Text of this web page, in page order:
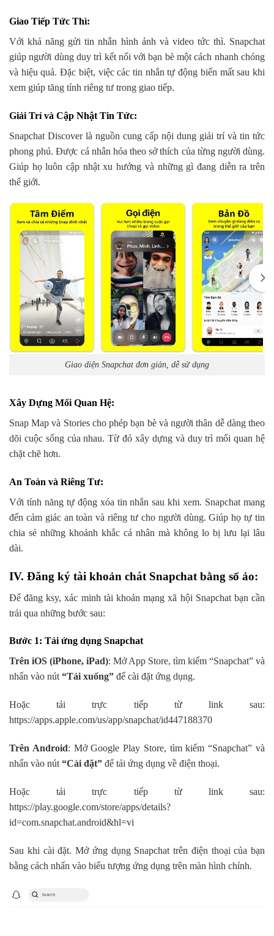
Giao Tiếp Tức Thì:
Với khả năng gửi tin nhắn hình ảnh và video tức thì. Snapchat
giúp người dùng duy trì kết nối với bạn bè một cách nhanh chóng
và hiệu quả. Đặc biệt, việc các tin nhắn tự động biến mất sau khi
xem giúp tăng tính riêng tư trong giao tiếp.
Giải Trí và Cập Nhật Tin Tức:
Snapchat Discover là nguồn cung cấp nội dung giải trí và tin tức
phong phú. Được cá nhân hóa theo sở thích của từng người dùng.
Giúp họ luôn cập nhật xu hướng và những gì đang diễn ra trên
thế giới.
Giao diện Snapchat đơn giản, dễ sử dụng
Xây Dựng Mối Quan Hệ:
Snap Map và Stories cho phép bạn bè và người thân dễ dàng theo
dõi cuộc sống của nhau. Từ đó xây dựng và duy trì mối quan hệ
chặt chẽ hơn.
An Toàn và Riêng Tư:
Với tính năng tự động xóa tin nhắn sau khi xem. Snapchat mang
đến cảm giác an toàn và riêng tư cho người dùng. Giúp họ tự tin
chia sẻ những khoảnh khắc cá nhân mà không lo bị lưu lại lâu
dài.
IV. Đăng ký tài khoản chát Snapchat bằng số ảo:
Để đăng ksy, xác minh tài khoản mạng xã hội Snapchat bạn cần
trải qua những bước sau:
Bước 1: Tải ứng dụng Snapchat
Trên iOS (iPhone, iPad): Mở App Store, tìm kiếm “Snapchat” và
nhấn vào nút “Tải xuống” để cài đặt ứng dụng.
Hoặc tải trực tiếp từ link sau:
https://apps.apple.com/us/app/snapchat/id447188370
Trên Android: Mở Google Play Store, tìm kiếm “Snapchat” và
nhấn vào nút “Cài đặt” để tải ứng dụng về điện thoại.
Hoặc tải trực tiếp từ link sau:
https://play.google.com/store/apps/details?
id=com.snapchat.android&hl=vi
Sau khi cài đặt. Mở ứng dụng Snapchat trên điện thoại của bạn
bằng cách nhấn vào biểu tượng ứng dụng trên màn hình chính.